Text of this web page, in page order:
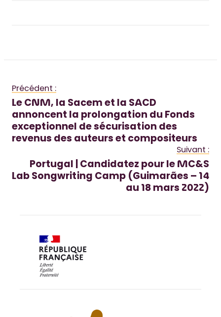
Précédent :
Le CNM, la Sacem et la SACD
annoncent la prolongation du Fonds
exceptionnel de sécurisation des
revenus des auteurs et compositeurs
Suivant :
Portugal | Candidatez pour le MC&S
Lab Songwriting Camp (Guimarães – 14
au 18 mars 2022)